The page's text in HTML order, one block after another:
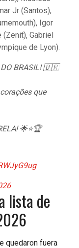
Jr (Santos),
Igor
Gabriel
de Lyon).
DO BRASIL! 🇧🇷
que
🌟⭐🏆
lista de
quedaron fuera